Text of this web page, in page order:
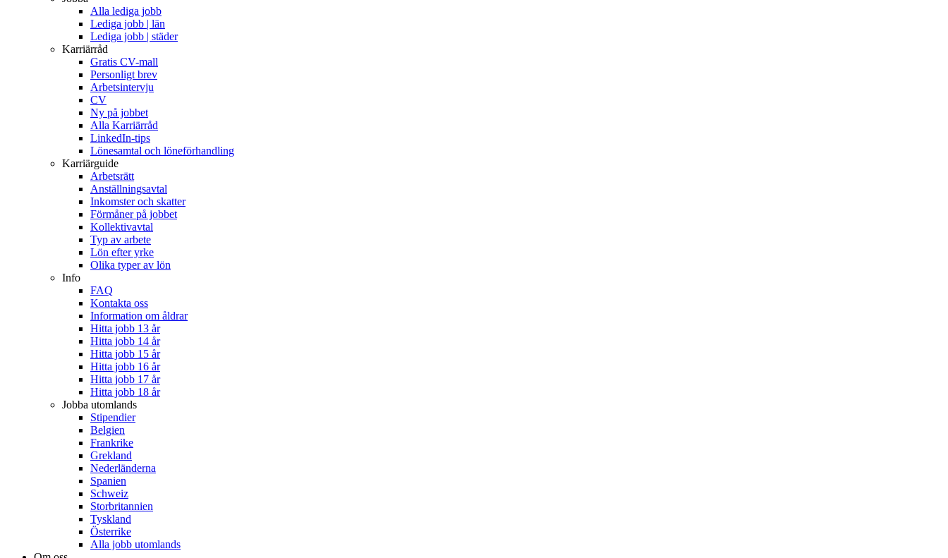
Alla lediga jobb
Lediga jobb | län
Lediga jobb | städer
Karriärråd
Gratis CV-mall
Personligt brev
Arbetsintervju
CV
Ny på jobbet
Alla Karriärråd
LinkedIn-tips
Lönesamtal och löneförhandling
Karriärguide
Arbetsrätt
Anställningsavtal
Inkomster och skatter
Förmåner på jobbet
Kollektivavtal
Typ av arbete
Lön efter yrke
Olika typer av lön
Info
FAQ
Kontakta oss
Information om åldrar
Hitta jobb 13 år
Hitta jobb 14 år
Hitta jobb 15 år
Hitta jobb 16 år
Hitta jobb 17 år
Hitta jobb 18 år
Jobba utomlands
Stipendier
Belgien
Frankrike
Grekland
Nederländerna
Spanien
Schweiz
Storbritannien
Tyskland
Österrike
Alla jobb utomlands